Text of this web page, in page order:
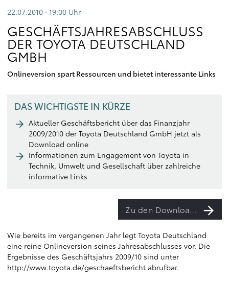
22.07.2010 · 19:00 Uhr
GESCHÄFTSJAHRESABSCHLUSS
DER TOYOTA DEUTSCHLAND
GMBH
Onlineversion spart Ressourcen und bietet interessante Links
DAS WICHTIGSTE IN KÜRZE
Aktueller Geschäftsbericht über das Finanzjahr
2009/2010 der Toyota Deutschland GmbH jetzt als
Download online
Informationen zum Engagement von Toyota in
Technik, Umwelt und Gesellschaft über zahlreiche
informative Links
Zu den Downloads
Wie bereits im vergangenen Jahr legt Toyota Deutschland
eine reine Onlineversion seines Jahresabschlusses vor. Die
Ergebnisse des Geschäftsjahrs 2009/10 sind unter
http://www.toyota.de/geschaeftsbericht abrufbar.